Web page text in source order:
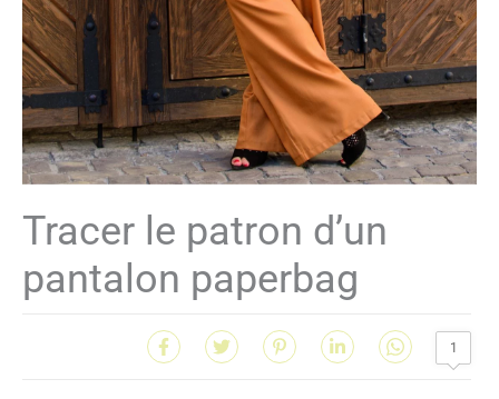
Tracer le patron d’un
pantalon paperbag
1